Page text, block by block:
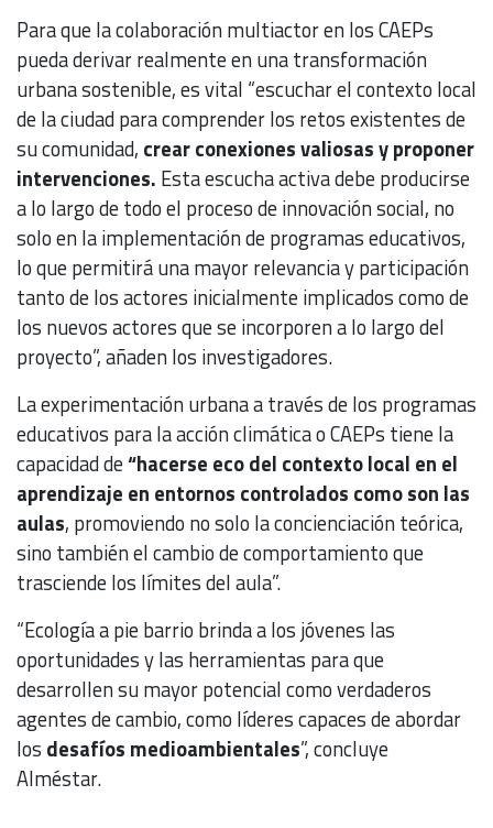
Para que la colaboración multiactor en los CAEPs
pueda derivar realmente en una transformación
urbana sostenible, es vital “escuchar el contexto local
de la ciudad para comprender los retos existentes de
su comunidad, crear conexiones valiosas y proponer
intervenciones. Esta escucha activa debe producirse
a lo largo de todo el proceso de innovación social, no
solo en la implementación de programas educativos,
lo que permitirá una mayor relevancia y participación
tanto de los actores inicialmente implicados como de
los nuevos actores que se incorporen a lo largo del
proyecto”, añaden los investigadores.
La experimentación urbana a través de los programas
educativos para la acción climática o CAEPs tiene la
capacidad de“hacerse eco del contexto local en el
aprendizaje en entornos controlados como son las
aulas, promoviendo no solo la concienciación teórica,
sino también el cambio de comportamiento que
trasciende los límites del aula”.
“Ecología a pie barrio brinda a los jóvenes las
oportunidades y las herramientas para que
desarrollen su mayor potencial como verdaderos
agentes de cambio, como líderes capaces de abordar
los desafíos medioambientales”, concluye
Alméstar.